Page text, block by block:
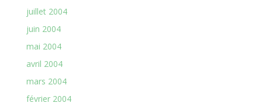
juillet 2004
juin 2004
mai 2004
avril 2004
mars 2004
février 2004